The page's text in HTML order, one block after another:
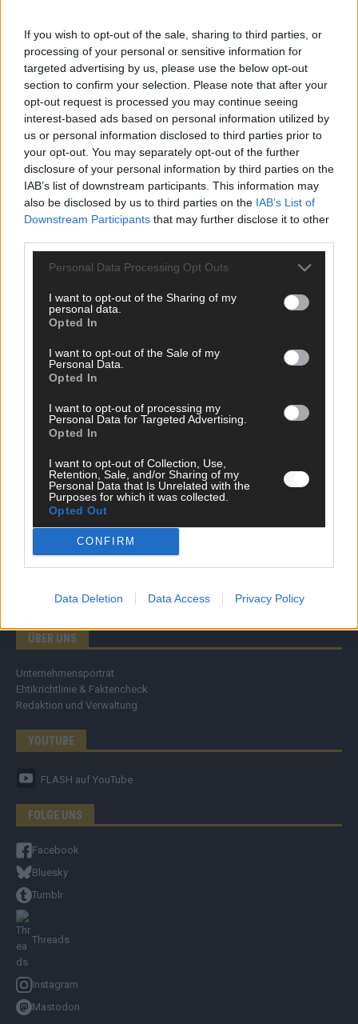
If you wish to opt-out of the sale, sharing to third parties, or
processing of your personal or sensitive information for
targeted advertising by us, please use the below opt-out
section to confirm your selection. Please note that after your
opt-out request is processed you may continue seeing
interest-based ads based on personal information utilized by
us or personal information disclosed to third parties prior to
your opt-out. You may separately opt-out of the further
disclosure of your personal information by third parties on the
IAB’s list of downstream participants. This information may
also be disclosed by us to third parties on the IAB’s List of
Downstream Participants that may further disclose it to other
Personal Data Processing Opt Outs
I want to opt-out of the Sharing of my
personal data.
Opted In
I want to opt-out of the Sale of my
Personal Data.
Opted In
I want to opt-out of processing my
Personal Data for Targeted Advertising.
Opted In
I want to opt-out of Collection, Use,
Retention, Sale, and/or Sharing of my
Personal Data that Is Unrelated with the
Purposes for which it was collected.
Opted Out
CONFIRM
Data Deletion Data Access Privacy Policy
SCHNELL ZUM RESSORT
Wirtschaft
Wissen
Kommentar
Eurovision
FLASH – DAS VIDEOPORTAL
ÜBER UNS
Unternehmensporträt
Ehtikrichtlinie & Faktencheck
Redaktion und Verwaltung
YOUTUBE
FLASH auf YouTube
FOLGE UNS
Facebook
Bluesky
Tumblr
Threads
Instagram
Mastodon